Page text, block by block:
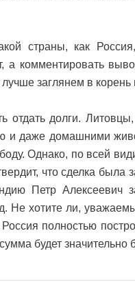
страны, как
а комментировать
заглянем в
отдать долги.
и даже домашними
Однако, по всей
что сделка была
Петр Алексеевич
Не хотите ли,
полностью
будет